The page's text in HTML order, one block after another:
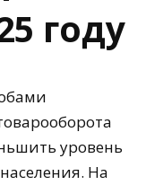
году
уровень
На